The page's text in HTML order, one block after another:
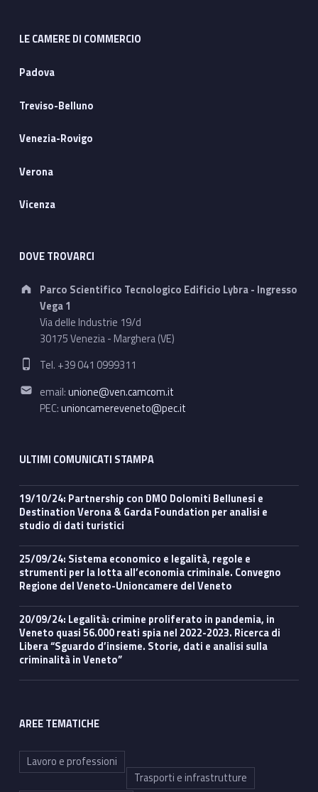
LE CAMERE DI COMMERCIO
Padova
Treviso-Belluno
Venezia-Rovigo
Verona
Vicenza
DOVE TROVARCI
Address:
Parco Scientifico Tecnologico Edificio Lybra - Ingresso
Vega 1
Via delle Industrie 19/d
30175 Venezia - Marghera (VE)
Phone number:
Tel. +39 041 0999311
Email address:
email:unione@ven.camcom.it
PEC:unioncamereveneto@pec.it
ULTIMI COMUNICATI STAMPA
19/10/24: Partnership con DMO Dolomiti Bellunesi e
Destination Verona & Garda Foundation per analisi e
studio di dati turistici
25/09/24: Sistema economico e legalità, regole e
strumenti per la lotta all’economia criminale. Convegno
Regione del Veneto-Unioncamere del Veneto
20/09/24: Legalità: crimine proliferato in pandemia, in
Veneto quasi 56.000 reati spia nel 2022-2023. Ricerca di
Libera “Sguardo d’insieme. Storie, dati e analisi sulla
criminalità in Veneto”
AREE TEMATICHE
Lavoro e professioni
Trasporti e infrastrutture